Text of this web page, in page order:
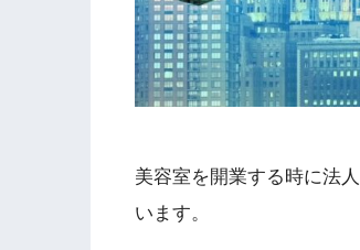
美容室を開業する時に法
います。